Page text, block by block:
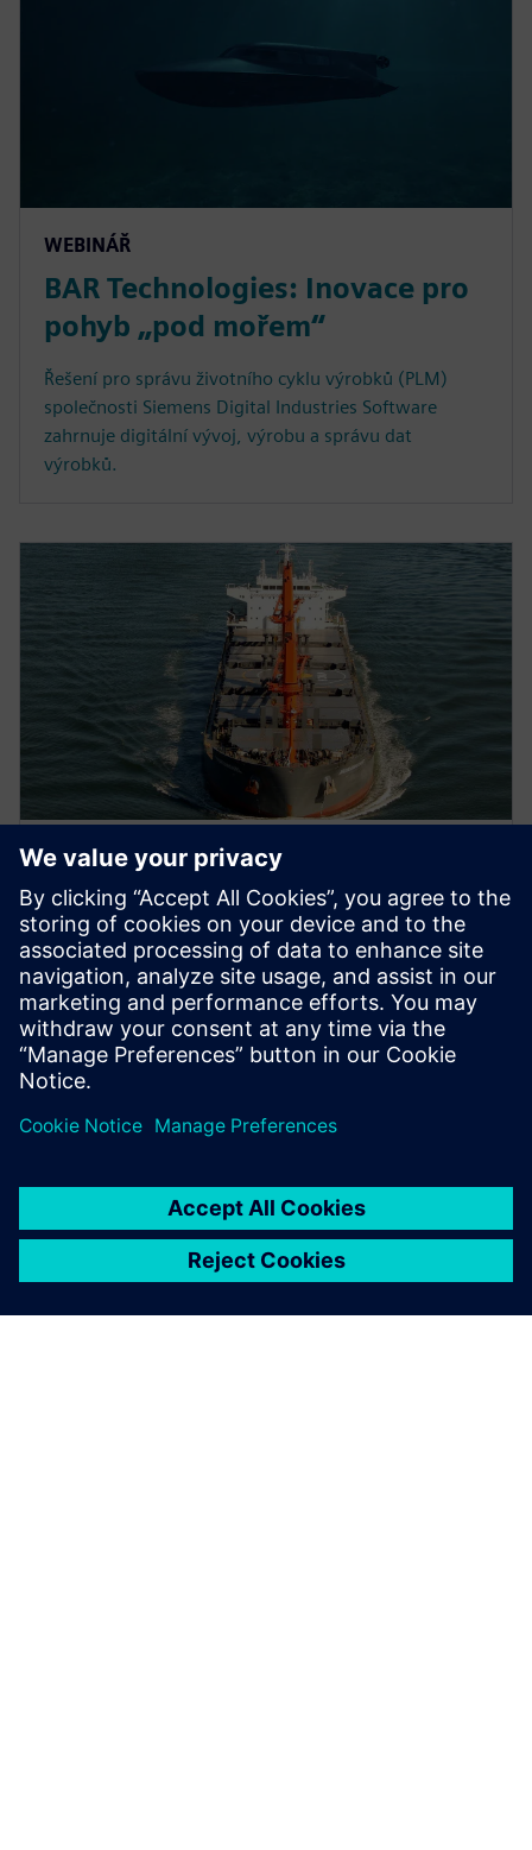
WEBINÁŘ
BAR Technologies: Inovace pro
pohyb „pod mořem“
Řešení pro správu životního cyklu výrobků (PLM)
společnosti Siemens Digital Industries Software
zahrnuje digitální vývoj, výrobu a správu dat
výrobků.
WEBINÁŘ
BAR Technologies: Inovace pro
pohyb „na moři“
Zúčastněte se druhého ze série živých webinářů a
podívejte se, jak společnost BAR Technologies
používá digitalizaci k inovování větrného pohonného
systému.